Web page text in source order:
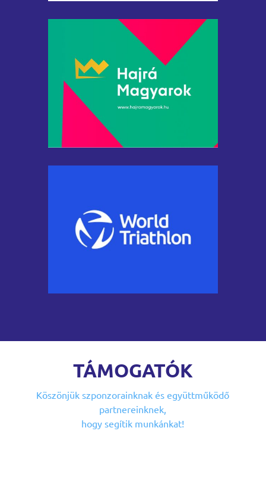
TÁMOGATÓK
Köszönjük szponzorainknakés együttműködő
partnereinknek,
hogy segítik munkánkat!